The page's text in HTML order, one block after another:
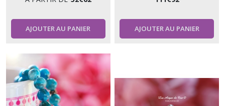
AJOUTER AU PANIER AJOUTER AU PANIER